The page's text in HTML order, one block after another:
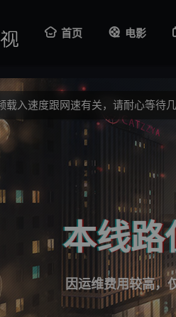
首页 电影
轻易相信视频中的广告，谨防上当受
无法播放请重新刷新页面，或者切换
载入速度跟网速有关，请耐心等待几
轻易相信视频中的广告，谨防上当受
本线路
因运维费用较高，